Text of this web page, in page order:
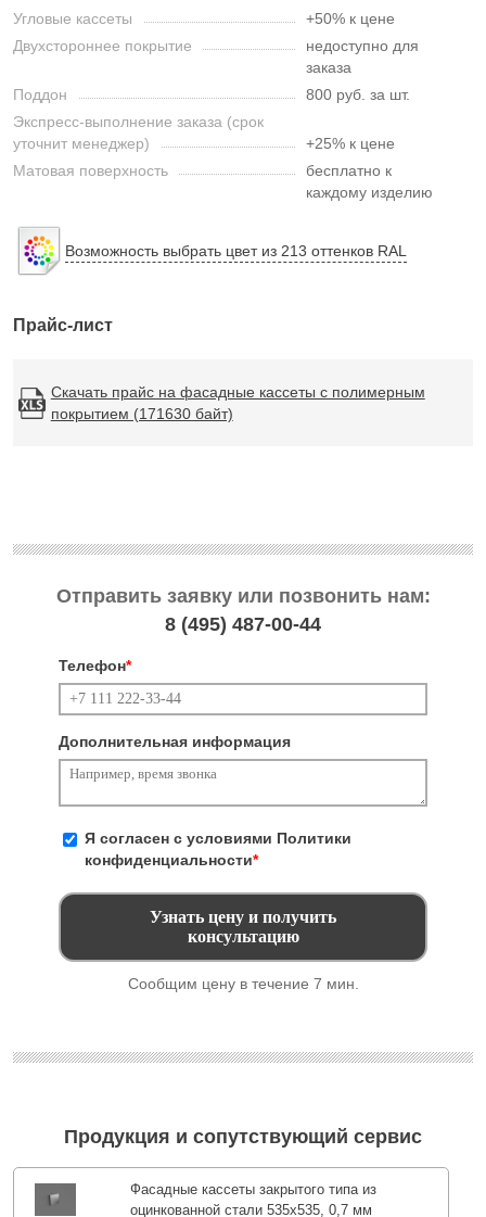
Угловые кассеты
+50% к цене
Двухстороннее покрытие
недоступно для
заказа
Поддон
800 руб. за шт.
Экспресс-выполнение заказа (срок
уточнит менеджер)
+25% к цене
Матовая поверхность
бесплатно к
каждому изделию
Возможность выбрать цвет из 213 оттенков RAL
Прайс-лист
Скачать прайс на фасадные кассеты с полимерным
покрытием (171630 байт)
Отправить заявку или позвонить нам:
8 (495) 487-00-44
Телефон*
Дополнительная информация
Я согласен с условиями Политики
конфиденциальности*
Сообщим цену в течение 7 мин.
Продукция и сопутствующий сервис
Фасадные кассеты закрытого типа из
оцинкованной стали 535х535, 0,7 мм